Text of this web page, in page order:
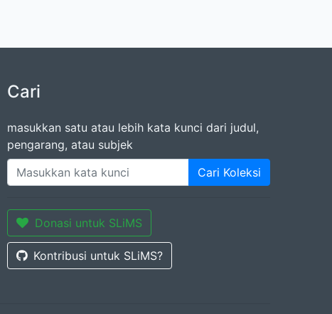
Cari
masukkan satu atau lebih kata kunci dari judul,
pengarang, atau subjek
Cari Koleksi
Donasi untuk SLiMS
Kontribusi untuk SLiMS?